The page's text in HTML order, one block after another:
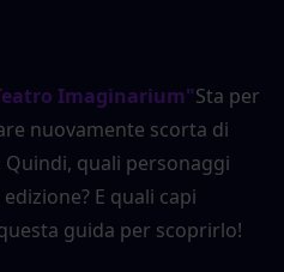
Imaginarium"Sta per
nuovamente scorta di
quali personaggi
E quali capi
guida per scoprirlo!